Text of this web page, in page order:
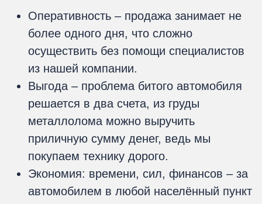
Оперативность – продажа занимает не
более одного дня, что сложно
осуществить без помощи специалистов
из нашей компании.
Выгода – проблема битого автомобиля
решается в два счета, из груды
металлолома можно выручить
приличную сумму денег, ведь мы
покупаем технику дорого.
Экономия: времени, сил, финансов – за
автомобилем в любой населённый пункт